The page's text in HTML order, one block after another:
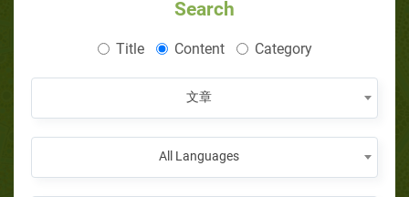
Search
Title Content Category
文章
All Languages